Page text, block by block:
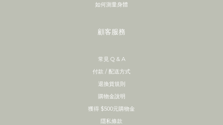
如何測量身體
顧客服務
常見 Q & A
付款 / 配送方式
退換貨規則
購物金說明
獲得 $500元購物金
隱私條款